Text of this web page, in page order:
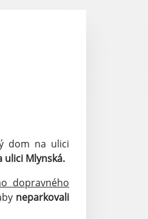
dom na ulici
Mlynská.
dopravného
neparkovali